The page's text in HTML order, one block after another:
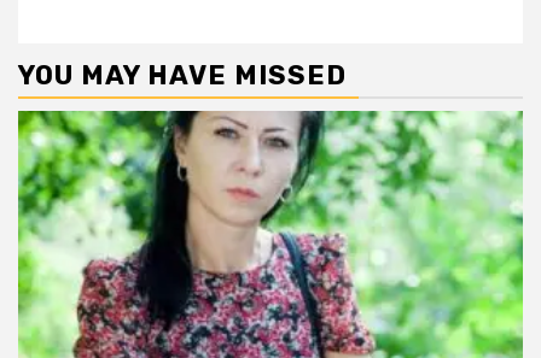
YOU MAY HAVE MISSED